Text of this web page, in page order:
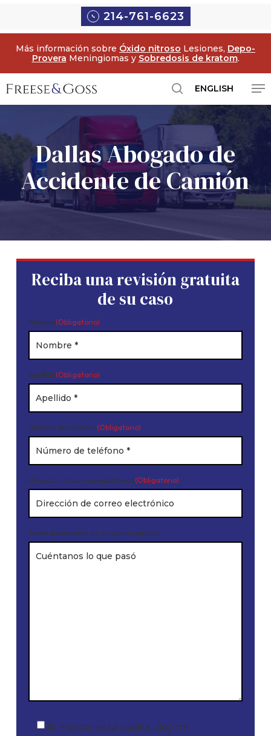
principal
214-761-6623
Más información sobre Óxido nitroso Lesiones, Depo-
Provera Meningiomas y Sobredosis de kratom.
ENGLISH
Dallas Abogado de
Accidente de Camión
Reciba una revisión gratuita
de su caso
Nombre(Obligatorio)
Apellido(Obligatorio)
Número de teléfono(Obligatorio)
Dirección de correo electrónico(Obligatorio)
Breve descripción de su asunto jurídico
Al marcar esta casilla, doy mi